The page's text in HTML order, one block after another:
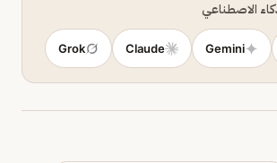
الاصطناعي
Gemini
Claude
Grok